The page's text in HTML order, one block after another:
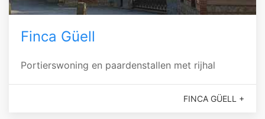
Finca Güell
Portierswoning en paardenstallen met rijhal
FINCA GÜELL +